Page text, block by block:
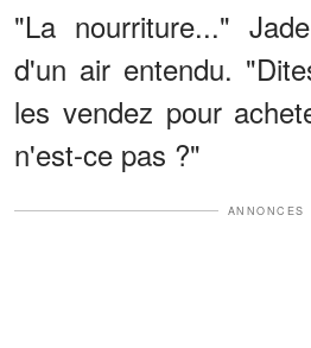
"La nourriture..."
d'un air entendu.
les vendez pour
n'est-ce pas ?"
ANNONCES